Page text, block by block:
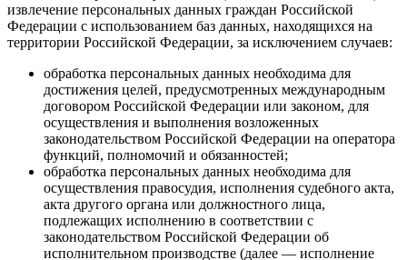
извлечение персональных данных граждан Российской
Федерации с использованием баз данных, находящихся на
территории Российской Федерации, за исключением случаев:
обработка персональных данных необходима для
достижения целей, предусмотренных международным
договором Российской Федерации или законом, для
осуществления и выполнения возложенных
законодательством Российской Федерации на оператора
функций, полномочий и обязанностей;
обработка персональных данных необходима для
осуществления правосудия, исполнения судебного акта,
акта другого органа или должностного лица,
подлежащих исполнению в соответствии с
законодательством Российской Федерации об
исполнительном производстве (далее — исполнение